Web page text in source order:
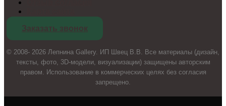
Заказать звонок
© 2008- 2026 Лепнина Gallery. ИП Швец В.В. Все материалы (дизайн,
тексты, фото, 3D-модели, визуализации) защищены авторским
правом. Использование в коммерческих целях без согласия
запрещено.